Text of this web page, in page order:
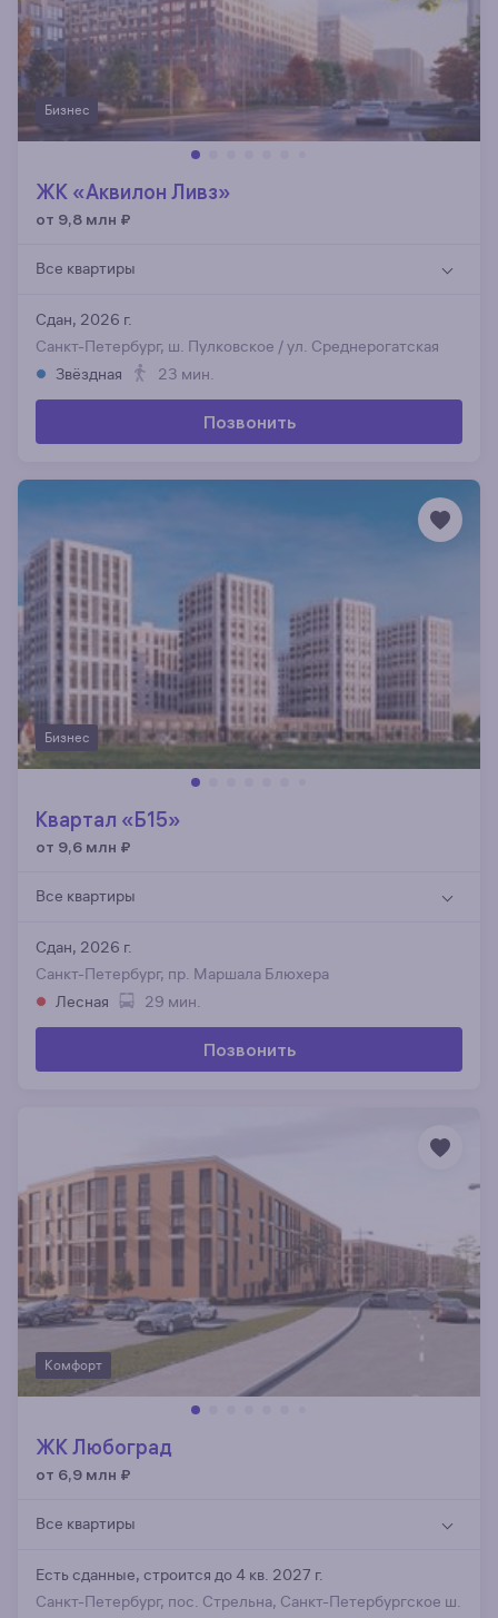
Бизнес
ЖК «Аквилон Ливз»
от 9,8 млн ₽
Все квартиры
Сдан, 2026 г.
Санкт-Петербург, ш. Пулковское / ул. Среднерогатская
Звёздная
23 мин.
Позвонить
Бизнес
Квартал «Б15»
от 9,6 млн ₽
Все квартиры
Сдан, 2026 г.
Санкт-Петербург, пр. Маршала Блюхера
Лесная
29 мин.
Позвонить
Комфорт
ЖК Любоград
от 6,9 млн ₽
Все квартиры
Есть сданные, строится до 4 кв. 2027 г.
Санкт-Петербург, пос. Стрельна, Санкт-Петербургское ш.